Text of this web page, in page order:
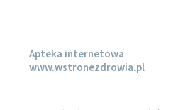
Apteka internetowa
www.wstronezdrowia.pl